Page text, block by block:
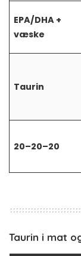
EPA/DHA +
væske
Taurin
20–20–20
Taurin i mat